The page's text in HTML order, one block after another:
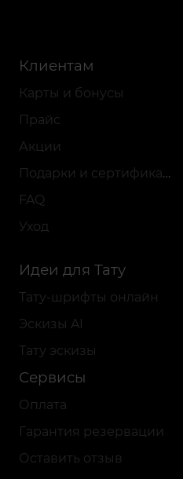
Клиентам
Карты и бонусы
Прайс
Акции
Подарки и сертификаты
FAQ
Уход
Идеи для Тату
Тату-шрифты онлайн
Эскизы AI
Тату эскизы
Сервисы
Оплата
Гарантия резервации
Оставить отзыв